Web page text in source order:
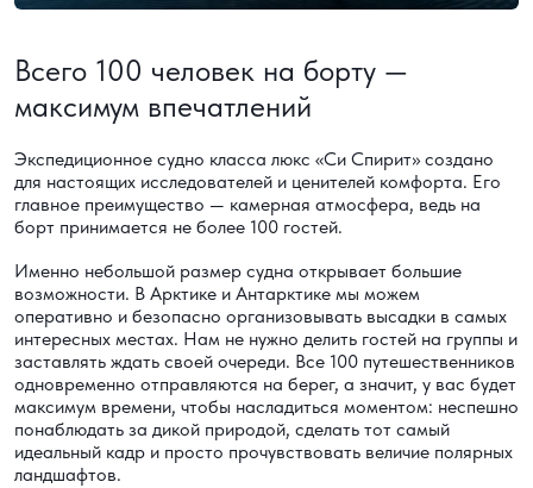
Всего 100 человек на борту —
максимум впечатлений
Экспедиционное судно класса люкс «Си Спирит» создано
для настоящих исследователей и ценителей комфорта. Его
главное преимущество — камерная атмосфера, ведь на
борт принимается не более 100 гостей.
Именно небольшой размер судна открывает большие
возможности. В Арктике и Антарктике мы можем
оперативно и безопасно организовывать высадки в самых
интересных местах. Нам не нужно делить гостей на группы и
заставлять ждать своей очереди. Все 100 путешественников
одновременно отправляются на берег, а значит, у вас будет
максимум времени, чтобы насладиться моментом: неспешно
понаблюдать за дикой природой, сделать тот самый
идеальный кадр и просто прочувствовать величие полярных
ландшафтов.